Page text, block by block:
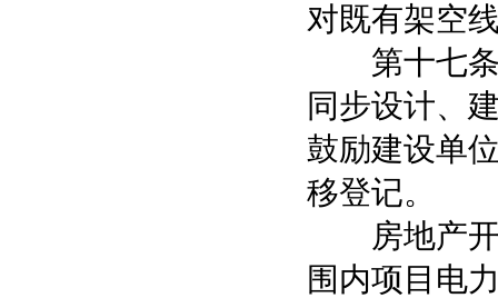
对既有架空
第十七条
同步设计、
鼓励建设单
移登记。
房地产开
围内项目电